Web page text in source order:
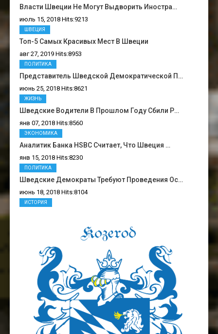
Власти Швеции Не Могут Выдворить Иностра…
июль 15, 2018 Hits:9213
Топ-5 Самых Красивых Мест В Швеции
авг 27, 2019 Hits:8953
ШВЕЦИЯ
Представитель Шведской Демократической П…
июнь 25, 2018 Hits:8621
ПОЛИТИКА
Шведские Водители В Прошлом Году Сбили Р…
янв 07, 2018 Hits:8560
ЖИЗНЬ
Аналитик Банка HSBC Считает, Что Швеция …
янв 15, 2018 Hits:8230
ЭКОНОМИКА
Шведские Демократы Требуют Проведения Ос…
июнь 18, 2018 Hits:8104
ПОЛИТИКА
ИСТОРИЯ